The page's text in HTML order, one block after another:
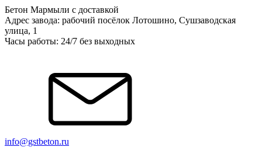
Бетон Мармыли с доставкой
Адрес завода: рабочий посёлок Лотошино, Сушзаводская
улица, 1
Часы работы: 24/7 без выходных
info@gstbeton.ru